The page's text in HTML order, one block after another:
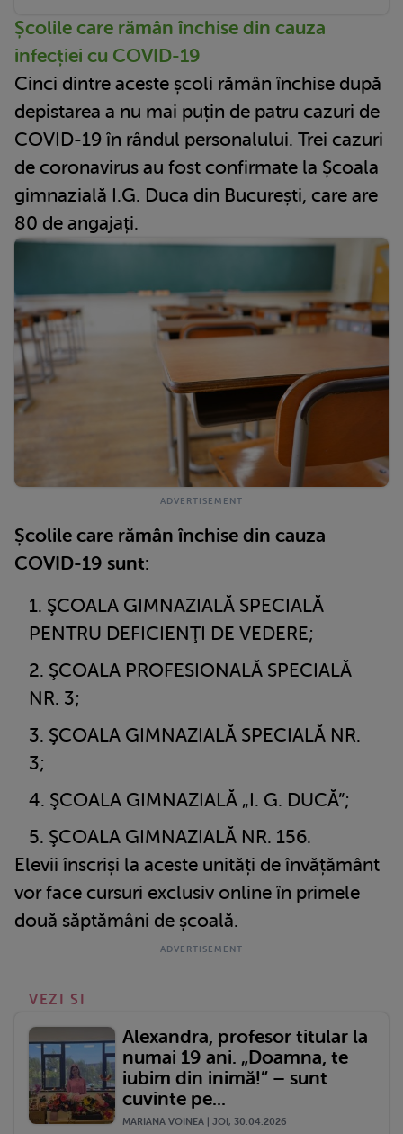
Școlile care rămân închise din cauza
infecției cu COVID-19
Cinci dintre aceste școli rămân închise după
depistarea a nu mai puțin de patru cazuri de
COVID-19 în rândul personalului. Trei cazuri
de coronavirus au fost confirmate la Școala
gimnazială I.G. Duca din București, care are
80 de angajați.
Școlile care rămân închise din cauza
COVID-19 sunt:
ŞCOALA GIMNAZIALĂ SPECIALĂ
PENTRU DEFICIENŢI DE VEDERE;
ŞCOALA PROFESIONALĂ SPECIALĂ
NR. 3;
ŞCOALA GIMNAZIALĂ SPECIALĂ NR.
3;
ŞCOALA GIMNAZIALĂ „I. G. DUCĂ”;
ŞCOALA GIMNAZIALĂ NR. 156.
Elevii înscriși la aceste unități de învățământ
vor face cursuri exclusiv online în primele
două săptămâni de școală.
VEZI SI
Alexandra, profesor titular la
numai 19 ani. „Doamna, te
iubim din inimă!” – sunt
cuvinte pe...
MARIANA VOINEA | JOI, 30.04.2026